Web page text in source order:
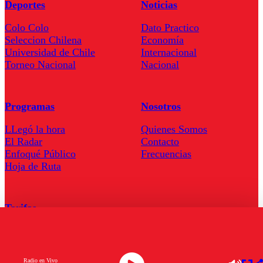
Radio en Vivo
Deportes
Colo Colo
Seleccion Chilena
Universidad de Chile
Torneo Nacional
Noticias
Dato Practico
Economía
Internacional
Nacional
Programas
LLegó la hora
El Radar
Enfoqué Público
Hoja de Ruta
Nosotros
Quienes Somos
Contacto
Frecuencias
Tarifas